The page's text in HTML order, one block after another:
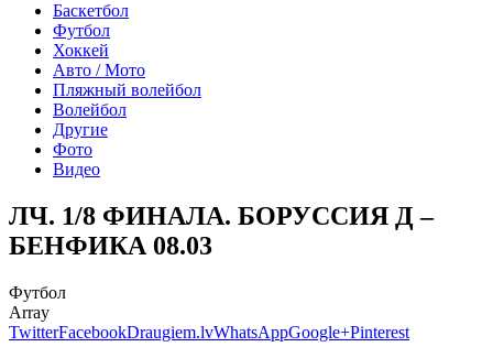
Баскетбол
Футбол
Хоккей
Авто / Мото
Пляжный волейбол
Волейбол
Другие
Фото
Видео
ЛЧ. 1/8 ФИНАЛА. БОРУССИЯ Д –
БЕНФИКА 08.03
Футбол
Array
TwitterFacebookDraugiem.lvWhatsAppGoogle+Pinterest